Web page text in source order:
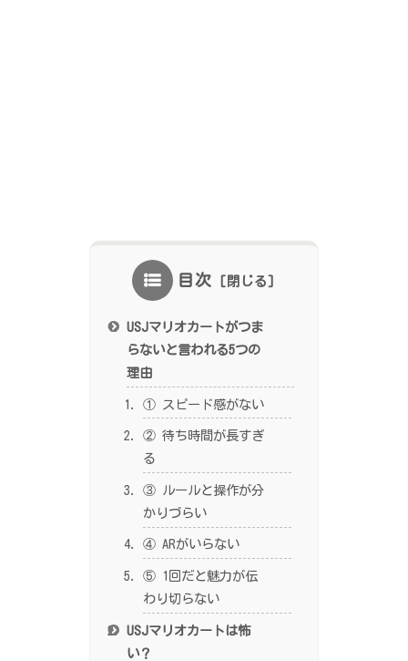
目次
USJマリオカートがつま
らないと言われる5つの
理由
① スピード感がない
② 待ち時間が長すぎ
る
③ ルールと操作が分
かりづらい
④ ARがいらない
⑤ 1回だと魅力が伝
わり切らない
USJマリオカートは怖
い？